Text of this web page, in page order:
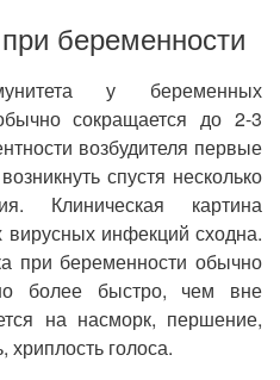
беременности
у беременных
сокращается до 2-3
возбудителя первые
спустя несколько
Клиническая картина
вирусных инфекций сходна.
при беременности обычно
более быстро, чем вне
на насморк, першение,
хриплость голоса.